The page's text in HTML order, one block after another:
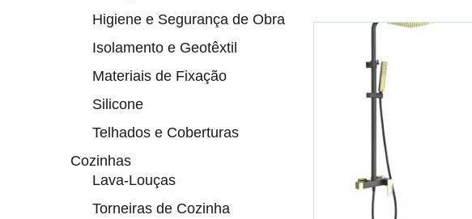
Higiene e Segurança de Obra
Isolamento e Geotêxtil
Materiais de Fixação
Silicone
Telhados e Coberturas
Cozinhas
Lava-Louças
Torneiras de Cozinha